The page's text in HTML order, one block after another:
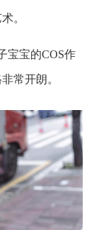
。
宝宝的COS作
常开朗。